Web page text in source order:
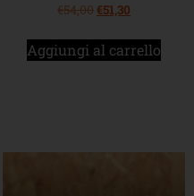
€54,00 €51,30
Aggiungi al carrello